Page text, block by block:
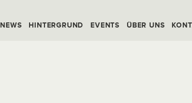
NEWS HINTERGRUND EVENTS ÜBER UNS